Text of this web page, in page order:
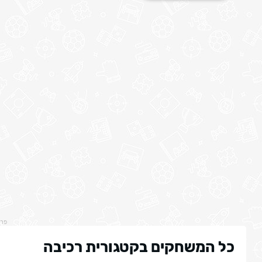
כל המשחקים בקטגורית רכיבה